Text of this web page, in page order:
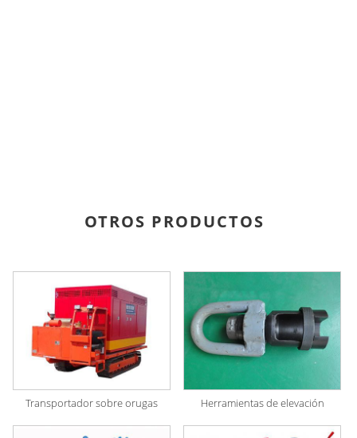
OTROS PRODUCTOS
Transportador sobre orugas Herramientas de elevación